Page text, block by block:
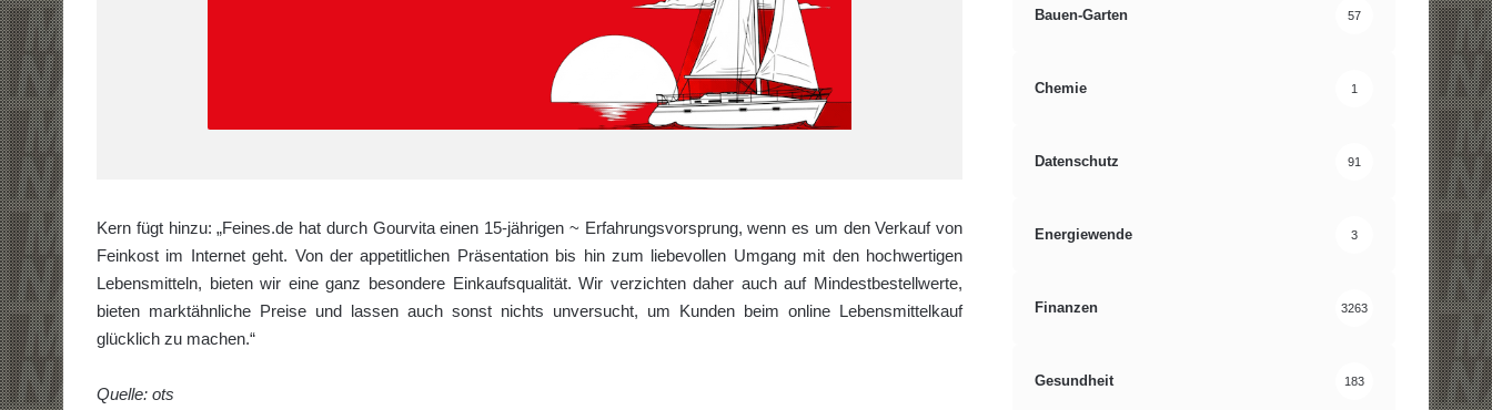
Kern fügt hinzu: „Feines.de hat durch Gourvita einen 15-jährigen ~ Erfahrungsvorsprung, wenn es um den Verkauf von
Feinkost im Internet geht. Von der appetitlichen Präsentation bis hin zum liebevollen Umgang mit den hochwertigen
Lebensmitteln, bieten wir eine ganz besondere Einkaufsqualität. Wir verzichten daher auch auf Mindestbestellwerte,
bieten marktähnliche Preise und lassen auch sonst nichts unversucht, um Kunden beim online Lebensmittelkauf
glücklich zu machen.“
Quelle: ots
Bauen-Garten 57
Chemie 1
Datenschutz 91
Energiewende 3
Finanzen 3263
Gesundheit 183